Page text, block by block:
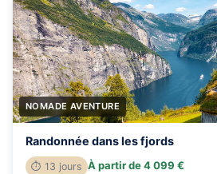
NOMADE AVENTURE
Randonnée dans les fjords
⏱ 13 jours À partir de 4 099 €